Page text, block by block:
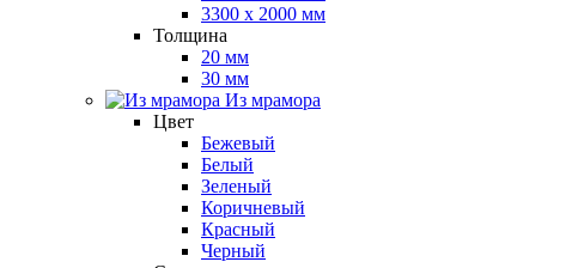
3300 x 2000 мм
Толщина
20 мм
30 мм
Из мрамора
Цвет
Бежевый
Белый
Зеленый
Коричневый
Красный
Черный